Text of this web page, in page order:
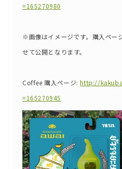
=165270980
※画像はイメージです。購入ペー
せて公開となります。
Coffee 購入ページ:http://
=165270945